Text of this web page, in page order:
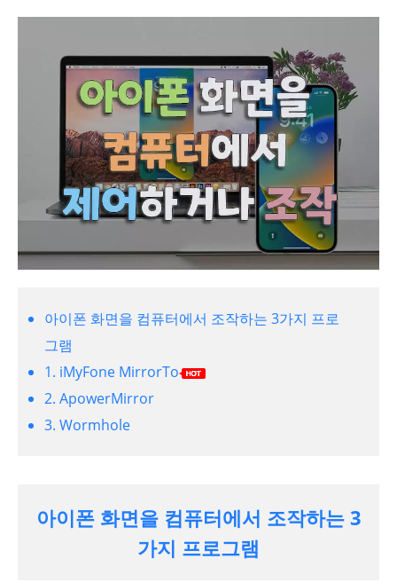
아이폰 화면을 컴퓨터에서 조작하는 3가지 프로
그램
1. iMyFone MirrorTo
2. ApowerMirror
3. Wormhole
아이폰 화면을 컴퓨터에서 조작하는 3
가지 프로그램